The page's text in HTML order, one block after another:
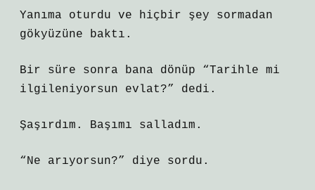
Yanıma oturdu ve hiçbir şey sormadan
gökyüzüne baktı.
Bir süre sonra bana dönüp “Tarihle mi
ilgileniyorsun evlat?” dedi.
Şaşırdım. Başımı salladım.
“Ne arıyorsun?” diye sordu.